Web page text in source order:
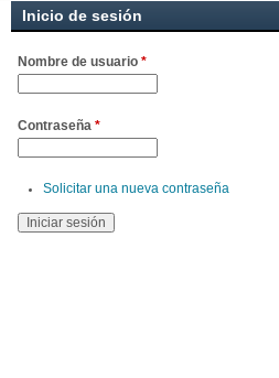
Inicio de sesión
Nombre de usuario *
Contraseña *
Solicitar una nueva contraseña